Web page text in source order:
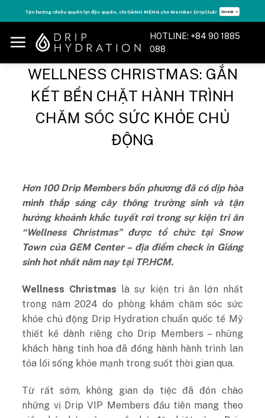
to
content
Tận hưởng nhiều quyền lợi độc quyền, chỉ DÀNH RIÊNG cho Member DripClub! Chi tiết ➝
HOTLINE: +84 90 1885
088
WELLNESS CHRISTMAS: GẮN
KẾT BỀN CHẶT HÀNH TRÌNH
CHĂM SÓC SỨC KHỎE CHỦ
ĐỘNG
Hơn 100 Drip Members bốn phương đã có dịp hòa
mình thắp sáng cây thông trường sinh và tận
hưởng khoảnh khắc tuyết rơi trong sự kiện tri ân
“Wellness Christmas” được tổ chức tại Snow
Town của GEM Center – địa điểm check in Giáng
sinh hot nhất năm nay tại TP.HCM.
Wellness Christmas
là sự kiện tri ân lớn nhất
trong năm 2024 do phòng khám chăm sóc sức
khỏe chủ động Drip Hydration chuẩn quốc tế Mỹ
thiết kế dành riêng cho Drip Members – những
khách hàng tinh hoa đã đồng hành hành trình lan
tỏa lối sống khỏe mạnh trong suốt thời gian qua.
Từ rất sớm, không gian dạ tiệc đã đón chào
những vị Drip VIP Members đầu tiên mang theo